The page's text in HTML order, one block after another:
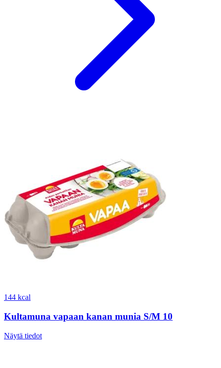
144 kcal
Kultamuna vapaan kanan munia S/M 10
Näytä tiedot